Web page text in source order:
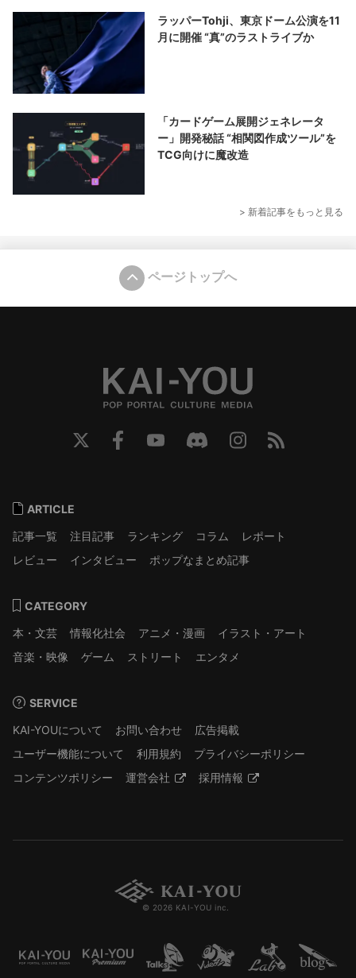
ラッパーTohji、東京ドーム公演を11
月に開催 “真”のラストライブか
「カードゲーム展開ジェネレータ
ー」開発秘話 “相関図作成ツール”を
TCG向けに魔改造
> 新着記事をもっと見る
ページトップへ
ARTICLE
記事一覧
注目記事 ランキング コラム
レポート
レビュー
インタビュー ポップなまとめ記事
CATEGORY
本・文芸
情報化社会 アニメ・漫画
イラスト・アート
音楽・映像
ゲーム ストリート エンタメ
SERVICE
KAI-YOUについて
お問い合わせ
広告掲載
ユーザー機能について
利用規約
プライバシーポリシー
コンテンツポリシー
運営会社 採用情報
© 2026 KAI-YOU inc.